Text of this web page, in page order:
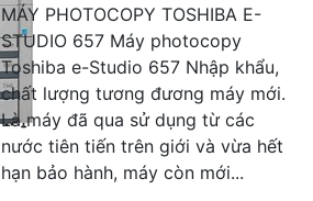
MÁY PHOTOCOPY TOSHIBA E-
STUDIO 657 Máy photocopy
Toshiba e-Studio 657 Nhập khẩu,
chất lượng tương đương máy mới.
Là máy đã qua sử dụng từ các
nước tiên tiến trên giới và vừa hết
hạn bảo hành, máy còn mới...